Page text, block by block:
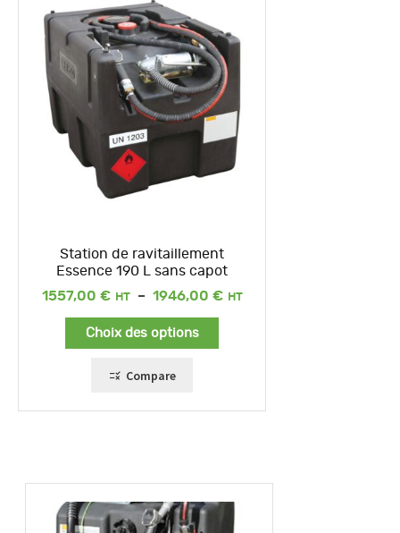
Station de ravitaillement
Essence 190 L sans capot
1557,00 € – 1946,00 €
Plage
Choix des options
Compare